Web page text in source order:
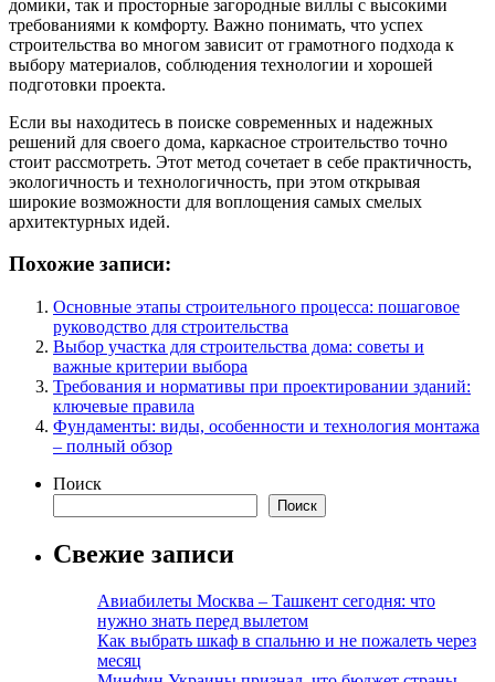
домики, так и просторные загородные виллы с высокими
требованиями к комфорту. Важно понимать, что успех
строительства во многом зависит от грамотного подхода к
выбору материалов, соблюдения технологии и хорошей
подготовки проекта.
Если вы находитесь в поиске современных и надежных
решений для своего дома, каркасное строительство точно
стоит рассмотреть. Этот метод сочетает в себе практичность,
экологичность и технологичность, при этом открывая
широкие возможности для воплощения самых смелых
архитектурных идей.
Похожие записи:
Основные этапы строительного процесса: пошаговое
руководство для строительства
Выбор участка для строительства дома: советы и
важные критерии выбора
Требования и нормативы при проектировании зданий:
ключевые правила
Фундаменты: виды, особенности и технология монтажа
– полный обзор
Поиск
Поиск
Свежие записи
Авиабилеты Москва – Ташкент сегодня: что
нужно знать перед вылетом
Как выбрать шкаф в спальню и не пожалеть через
месяц